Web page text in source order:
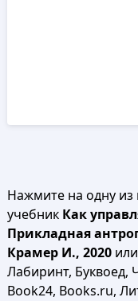
Нажмите на одну
учебник Как
Прикладная
Крамер И., 2020или
Лабиринт, Буквоед,
Book24, Books.ru,